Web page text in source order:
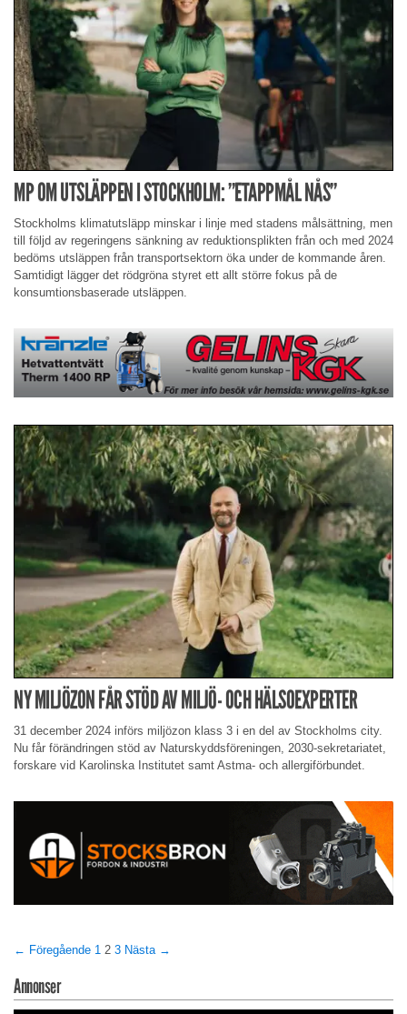
MP OM UTSLÄPPEN I STOCKHOLM: ”ETAPPMÅL NÅS”
Stockholms klimatutsläpp minskar i linje med stadens målsättning, men
till följd av regeringens sänkning av reduktionsplikten från och med 2024
bedöms utsläppen från transportsektorn öka under de kommande åren.
Samtidigt lägger det rödgröna styret ett allt större fokus på de
konsumtionsbaserade utsläppen.
NY MILJÖZON FÅR STÖD AV MILJÖ- OCH HÄLSOEXPERTER
31 december 2024 införs miljözon klass 3 i en del av Stockholms city.
Nu får förändringen stöd av Naturskyddsföreningen, 2030-sekretariatet,
forskare vid Karolinska Institutet samt Astma- och allergiförbundet.
← Föregående 1 2 3 Nästa →
Annonser